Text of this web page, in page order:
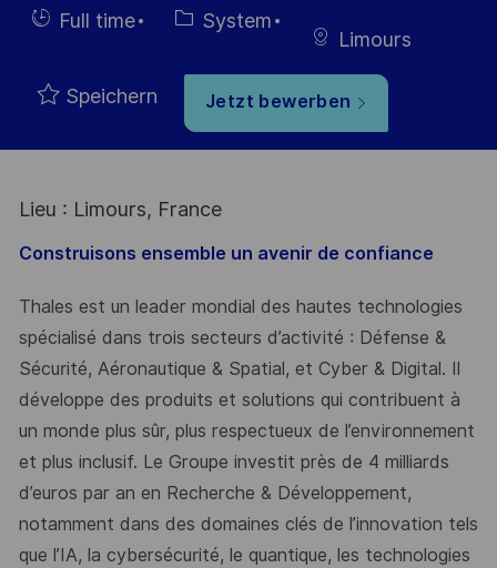
Veröffentlichung
ID
Einstellunngstyp
Full time Kategorie
System
Limours
Speichern Jetzt bewerben
Lieu : Limours, France
Construisons ensemble un avenir de confiance
Thales est un leader mondial des hautes technologies
spécialisé dans trois secteurs d’activité : Défense &
Sécurité, Aéronautique & Spatial, et Cyber & Digital. Il
développe des produits et solutions qui contribuent à
un monde plus sûr, plus respectueux de l’environnement
et plus inclusif. Le Groupe investit près de 4 milliards
d’euros par an en Recherche & Développement,
notamment dans des domaines clés de l’innovation tels
que l’IA, la cybersécurité, le quantique, les technologies